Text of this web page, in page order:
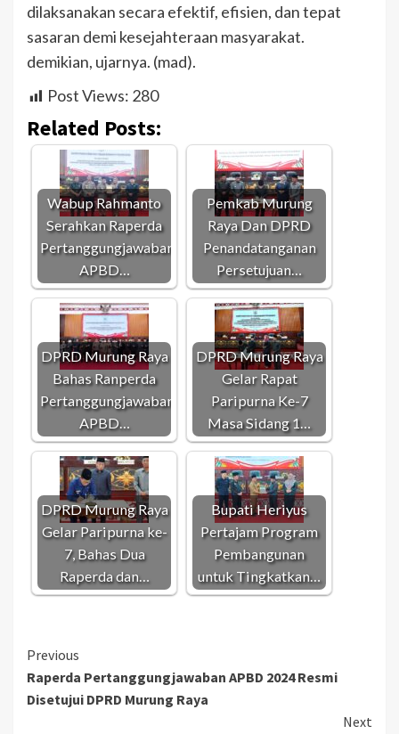
dilaksanakan secara efektif, efisien, dan tepat
sasaran demi kesejahteraan masyarakat.
demikian, ujarnya. (mad).
Post Views: 280
Related Posts:
Wabup Rahmanto
Serahkan Raperda
Pertanggungjawaban
APBD…
Pemkab Murung
Raya Dan DPRD
Penandatanganan
Persetujuan…
DPRD Murung Raya
Bahas Ranperda
Pertanggungjawaban
APBD…
DPRD Murung Raya
Gelar Rapat
Paripurna Ke-7
Masa Sidang 1…
DPRD Murung Raya
Gelar Paripurna ke-
7, Bahas Dua
Raperda dan…
Bupati Heriyus
Pertajam Program
Pembangunan
untuk Tingkatkan…
Continue
Reading
Previous
Raperda Pertanggungjawaban APBD 2024 Resmi
Disetujui DPRD Murung Raya
Next